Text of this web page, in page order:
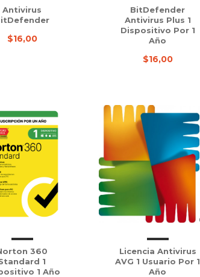
Antivirus
$16,00
BitDefender
Antivirus Plus 1
Dispositivo Por 1
Año
$16,00
360
1
1 Año
Licencia Antivirus
AVG 1 Usuario Por 1
Año